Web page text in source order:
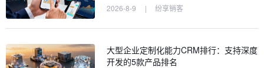
2026-8-9 | 纷享销客
大型企业定制化能力CRM排行：支持深度
开发的5款产品排名